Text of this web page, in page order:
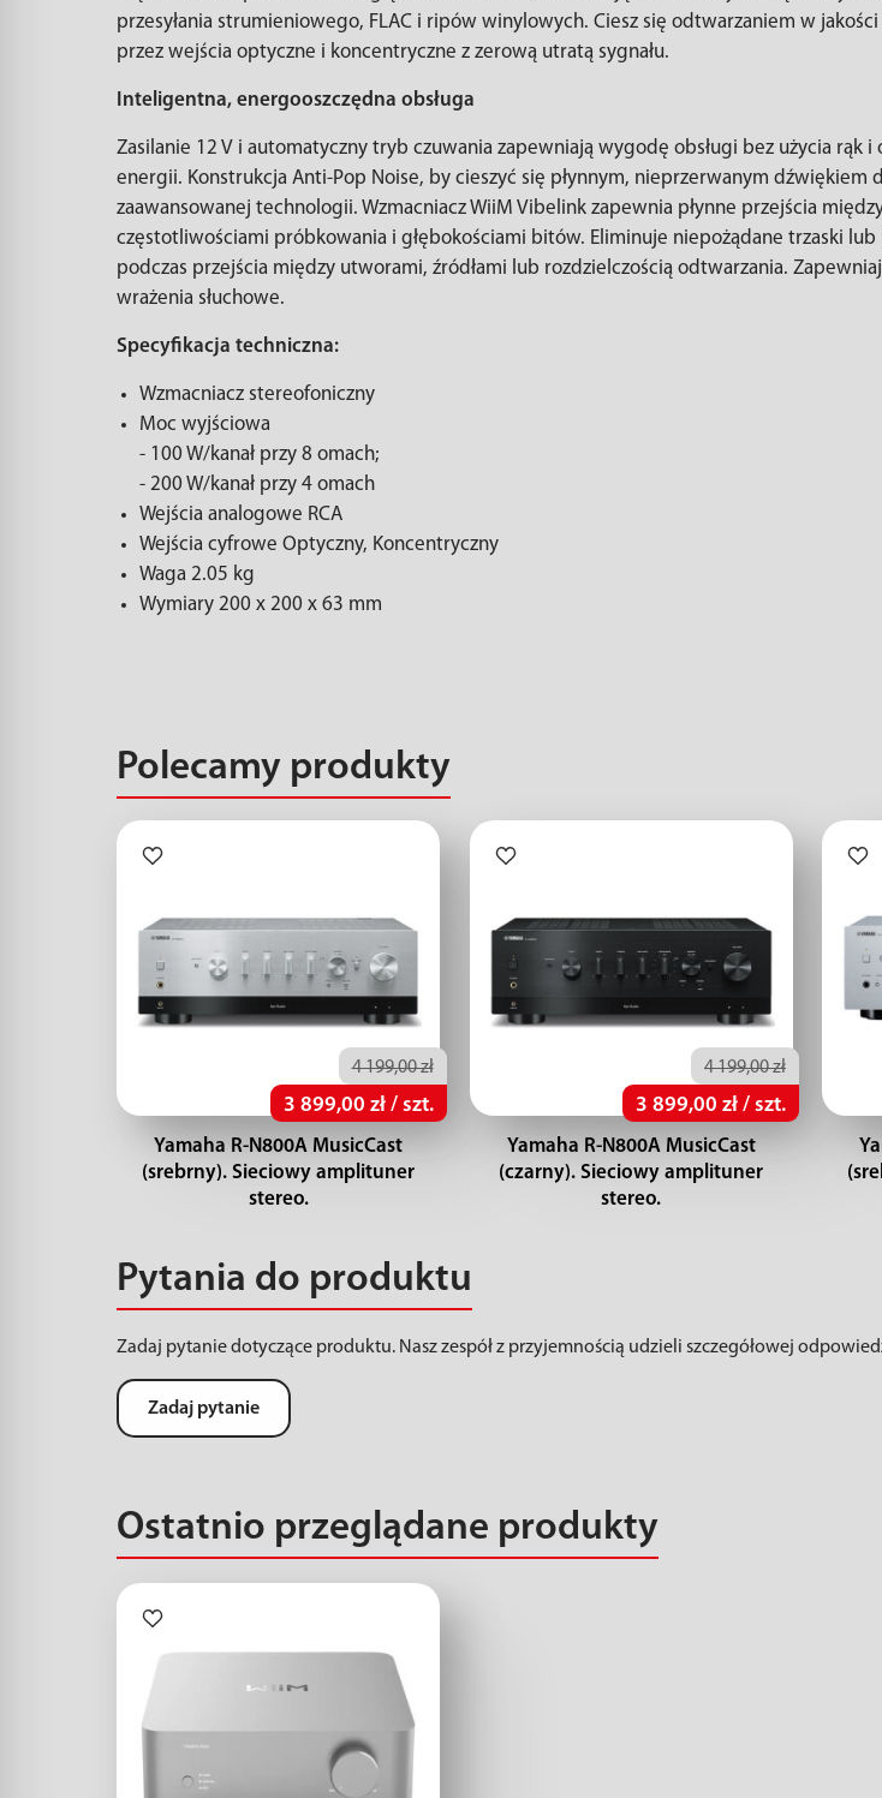
przesyłania strumieniowego, FLAC i ripów winylowych. Ciesz się odtwarzaniem w
przez wejścia optyczne i koncentryczne z zerową utratą sygnału.
Inteligentna, energooszczędna obsługa
Zasilanie 12 V i automatyczny tryb czuwania zapewniają wygodę obsługi bez użycia rąk i
energii. Konstrukcja Anti-Pop Noise, by cieszyć się płynnym, nieprzerwanym dźwiękiem
zaawansowanej technologii. Wzmacniacz WiiM Vibelink zapewnia płynne przejścia
częstotliwościami próbkowania i głębokościami bitów. Eliminuje niepożądane trzaski lub
podczas przejścia między utworami, źródłami lub rozdzielczością odtwarzania.
wrażenia słuchowe.
Specyfikacja techniczna:
Wzmacniacz stereofoniczny
Moc wyjściowa
- 100 W/kanał przy 8 omach;
- 200 W/kanał przy 4 omach
Wejścia analogowe RCA
Wejścia cyfrowe Optyczny, Koncentryczny
Waga 2.05 kg
Wymiary 200 x 200 x 63 mm
Polecamy produkty
4 199,00 zł
3 899,00 zł / szt.
Yamaha R-N800A MusicCast
(srebrny). Sieciowy amplituner
stereo.
4 199,00 zł
3 899,00 zł / szt.
Yamaha R-N800A MusicCast
(czarny). Sieciowy amplituner
stereo.
Pytania do produktu
Zadaj pytanie dotyczące produktu. Nasz zespół z przyjemnością udzieli szczegółowej
Zadaj pytanie
Ostatnio przeglądane produkty